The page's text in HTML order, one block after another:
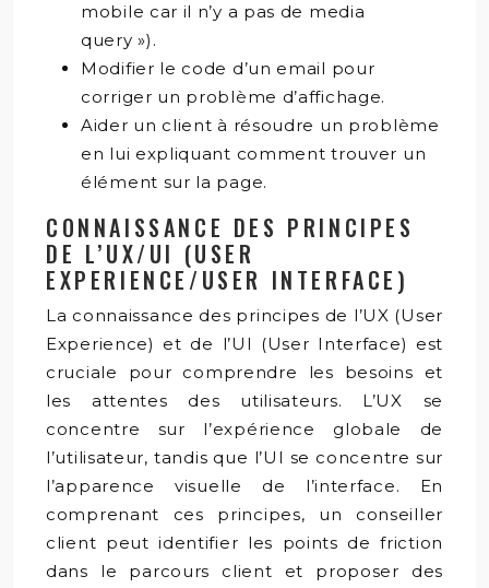
mobile car il n’y a pas de media
query »).
Modifier le code d’un email pour
corriger un problème d’affichage.
Aider un client à résoudre un problème
en lui expliquant comment trouver un
élément sur la page.
CONNAISSANCE DES PRINCIPES
DE L’UX/UI (USER
EXPERIENCE/USER INTERFACE)
La connaissance des principes de l’UX (User
Experience) et de l’UI (User Interface) est
cruciale pour comprendre les besoins et
les attentes des utilisateurs. L’UX se
concentre sur l’expérience globale de
l’utilisateur, tandis que l’UI se concentre sur
l’apparence visuelle de l’interface. En
comprenant ces principes, un conseiller
client peut identifier les points de friction
dans le parcours client et proposer des